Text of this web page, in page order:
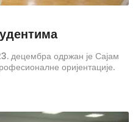
децембра одржан је Сајам
оријентације.